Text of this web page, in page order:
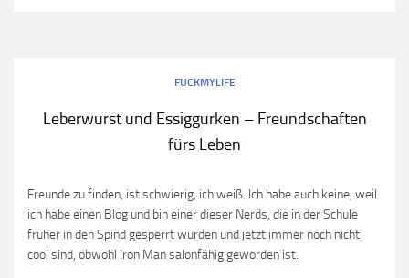
FUCKMYLIFE
Leberwurst und Essiggurken – Freundschaften
fürs Leben
Freunde zu finden, ist schwierig, ich weiß. Ich habe auch keine, weil
ich habe einen Blog und bin einer dieser Nerds, die in der Schule
früher in den Spind gesperrt wurden und jetzt immer noch nicht
cool sind, obwohl Iron Man salonfähig geworden ist.